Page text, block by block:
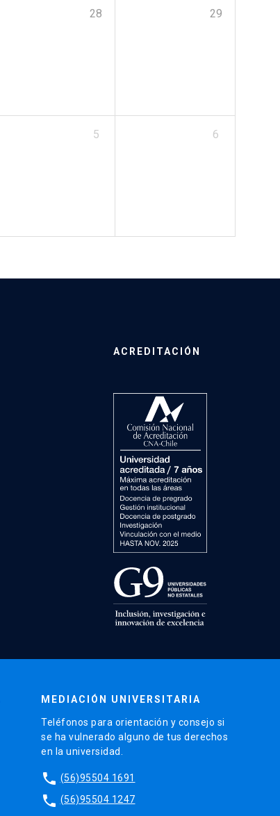
28 29
5 6
ACREDITACIÓN
MEDIACIÓN UNIVERSITARIA
Teléfonos para orientación y consejo si
se ha vulnerado alguno de tus derechos
en la universidad.
phone (56)95504 1691
phone (56)95504 1247